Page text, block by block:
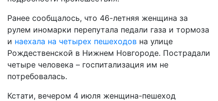
Ранее сообщалось, что 46-летняя женщина за
рулем иномарки перепутала педали газа и тормоза
и наехала на четырех пешеходов на улице
Рождественской в Нижнем Новгороде. Пострадали
четыре человека – госпитализация им не
потребовалась.
Кстати, вечером 4 июля женщина-пешеход